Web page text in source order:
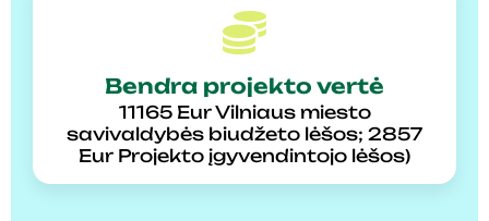
Bendra projekto vertė
11165 Eur Vilniaus miesto
savivaldybės biudžeto lėšos; 2857
Eur Projekto įgyvendintojo lėšos)